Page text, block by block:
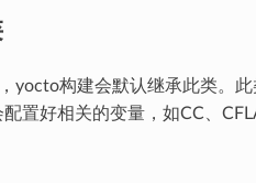
yocto构建会默认继承此类。
置好相关的变量，如CC、